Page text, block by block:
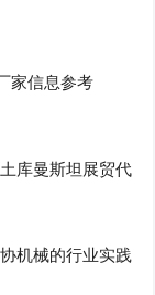
家信息参考
库曼斯坦展贸代
机械的行业实践